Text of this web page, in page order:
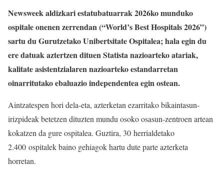
Newsweek aldizkari estatubatuarrak 2026ko munduko
ospitale onenen zerrendan (“World’s Best Hospitals 2026”)
sartu du Gurutzetako Unibertsitate Ospitalea; hala egin du
ere datuak aztertzen dituen Statista nazioarteko atariak,
kalitate asistentzialaren nazioarteko estandarretan
oinarritutako ebaluazio independentea egin ostean.
Aintzatespen hori dela-eta, azterketan ezarritako bikaintasun-
irizpideak betetzen dituzten mundu osoko osasun-zentroen artean
kokatzen da gure ospitalea. Guztira, 30 herrialdetako
2.400 ospitalek baino gehiagok hartu dute parte azterketa
horretan.